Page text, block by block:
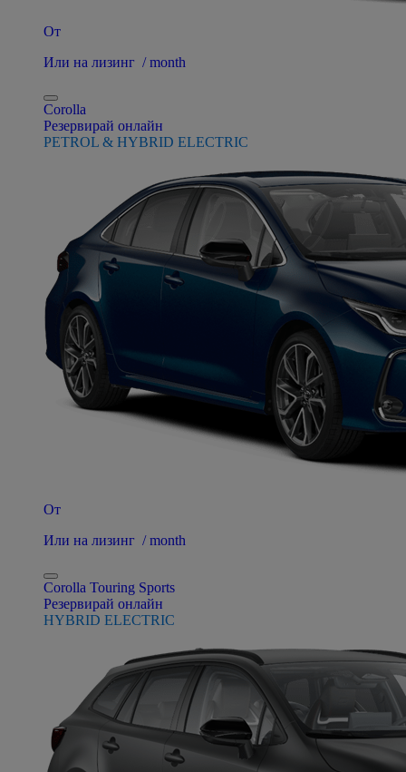
От
Или на лизинг / month
Corolla
Резервирай онлайн
PETROL & HYBRID ELECTRIC
От
Или на лизинг / month
Corolla Touring Sports
Резервирай онлайн
HYBRID ELECTRIC